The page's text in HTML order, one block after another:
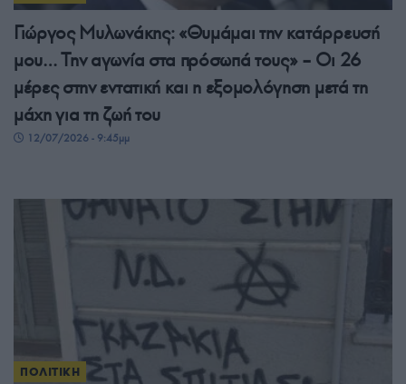
Γιώργος Μυλωνάκης: «Θυμάμαι την κατάρρευσή
μου… Την αγωνία στα πρόσωπά τους» – Οι 26
μέρες στην εντατική και η εξομολόγηση μετά τη
μάχη για τη ζωή του
12/07/2026 - 9:45μμ
ΠΟΛΙΤΙΚΗ